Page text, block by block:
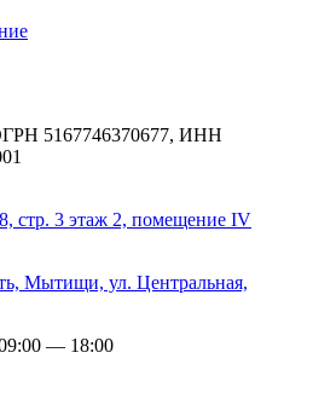
5167746370677, ИНН
стр. 3 этаж 2, помещение IV
Мытищи, ул. Центральная,
— 18:00